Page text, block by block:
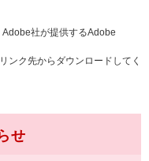
社が提供するAdobe
ンク先からダウンロードしてく
せ